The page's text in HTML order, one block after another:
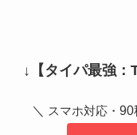
↓ 【タイパ最強
＼ スマホ対応・ 90